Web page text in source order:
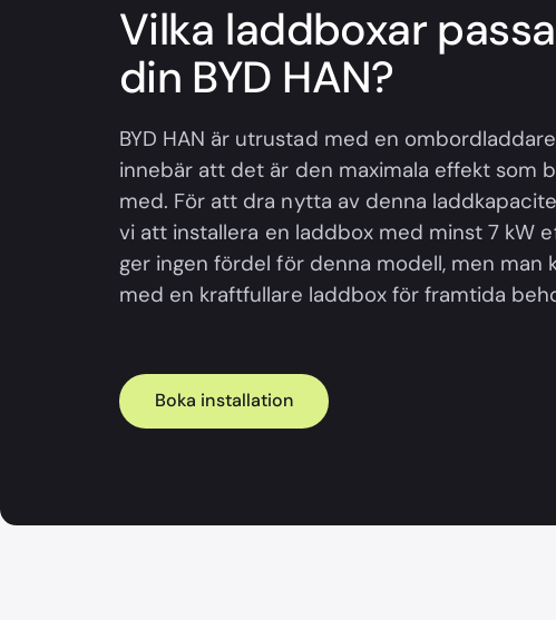
Vilka laddboxar
din BYD HAN?
BYD HAN är utrustad med en
innebär att det är den maximala effekt som
med. För att dra nytta av denna
vi att installera en laddbox med minst 7 kW
ger ingen fördel för denna modell, men man
med en kraftfullare laddbox för framtida
Boka installation